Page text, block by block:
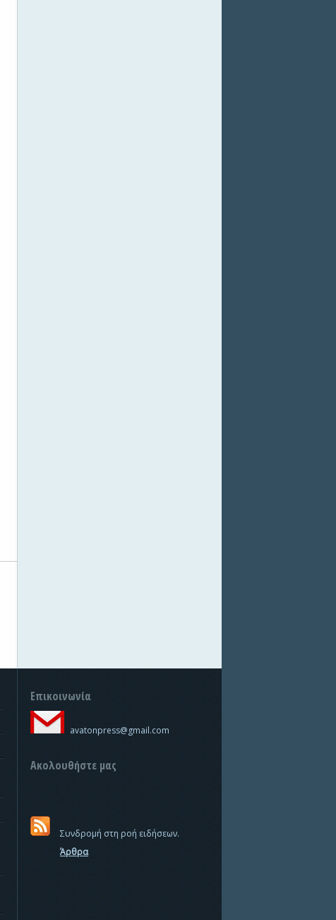
Επικοινωνία
avatonpress@gmail.com
Ακολουθήστε μας
Συνδρομή στη ροή ειδήσεων.
Άρθρα